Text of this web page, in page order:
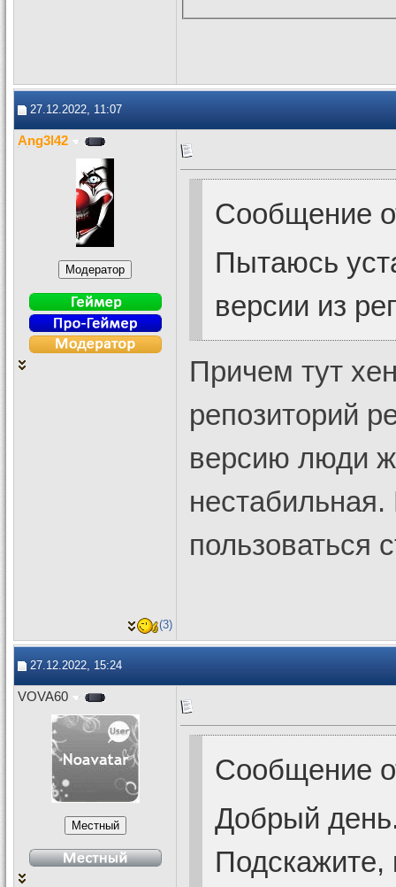
27.12.2022, 11:07
Ang3l42
Сообщение
Пытаюсь
версии из
Причем тут
репозиторий
версию люди
пользоваться
(3)
27.12.2022, 15:24
VOVA60
Сообщение
Добрый
Подскажите,